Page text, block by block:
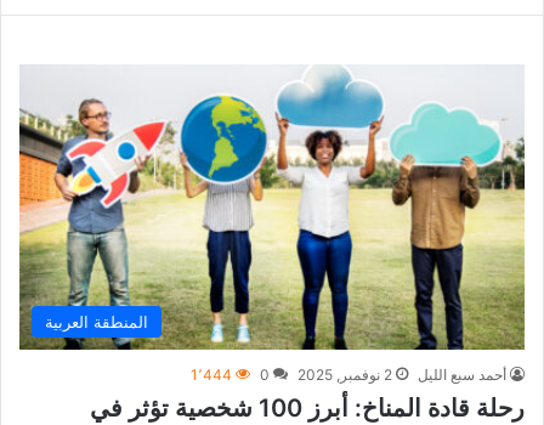
المنطقة العربية
أحمد سبع الليل 2 نوفمبر, 2025 0 1٬444
رحلة قادة المناخ: أبرز 100 شخصية تؤثر في